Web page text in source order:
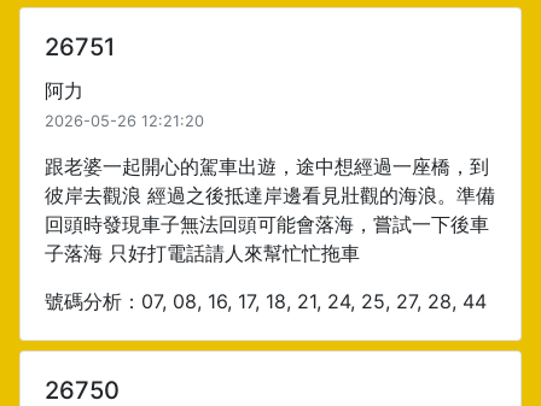
26751
阿力
2026-05-26 12:21:20
跟老婆一起開心的駕車出遊，途中想經過一座橋，到
彼岸去觀浪 經過之後抵達岸邊看見壯觀的海浪。準備
回頭時發現車子無法回頭可能會落海，嘗試一下後車
子落海 只好打電話請人來幫忙忙拖車
號碼分析：07, 08, 16, 17, 18, 21, 24, 25, 27, 28, 44
26750